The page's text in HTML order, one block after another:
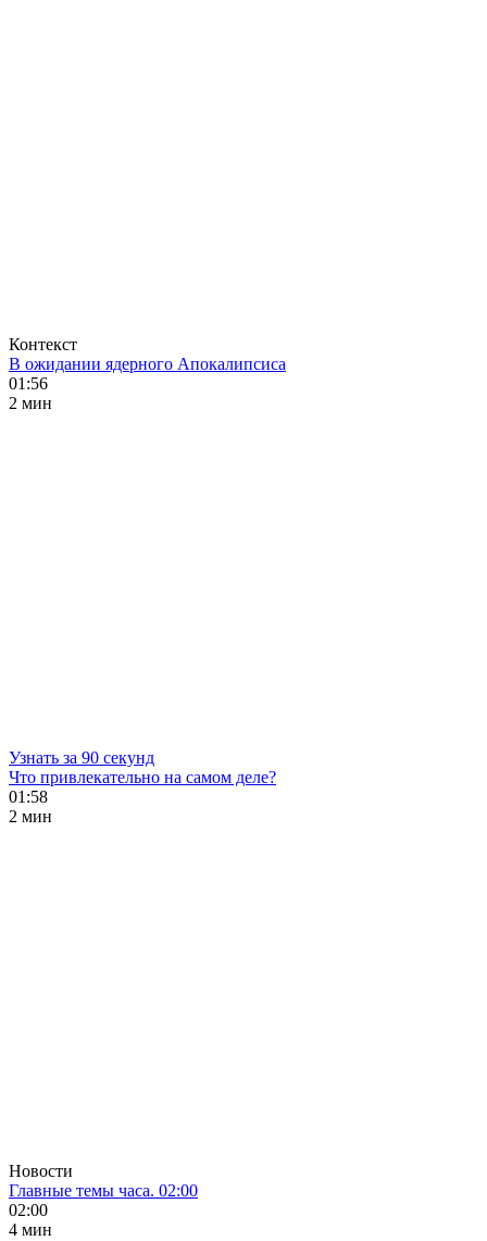
Контекст
В ожидании ядерного Апокалипсиса
01:56
2 мин
Узнать за 90 секунд
Что привлекательно на самом деле?
01:58
2 мин
Новости
Главные темы часа. 02:00
02:00
4 мин